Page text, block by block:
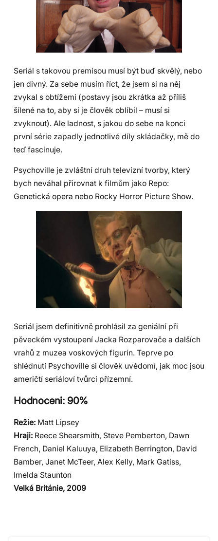
Seriál s takovou premisou musí být buď skvělý, nebo
jen divný. Za sebe musím říct, že jsem si na něj
zvykal s obtížemi (postavy jsou zkrátka až příliš
šílené na to, aby si je člověk oblíbil – musí si
zvyknout). Ale ladnost, s jakou do sebe na konci
první série zapadly jednotlivé díly skládačky, mě do
teď fascinuje.
Psychoville je zvláštní druh televizní tvorby, který
bych neváhal přirovnat k filmům jako Repo:
Genetická opera nebo Rocky Horror Picture Show.
Seriál jsem definitivně prohlásil za geniální při
pěveckém vystoupení Jacka Rozparovače a dalších
vrahů z muzea voskových figurín. Teprve po
shlédnutí Psychoville si člověk uvědomí, jak moc jsou
američtí seriáloví tvůrci přízemní.
Hodnoceni: 90%
Režie: Matt Lipsey
Hraji: Reece Shearsmith, Steve Pemberton, Dawn
French, Daniel Kaluuya, Elizabeth Berrington, David
Bamber, Janet McTeer, Alex Kelly, Mark Gatiss,
Imelda Staunton
Velká Británie, 2009